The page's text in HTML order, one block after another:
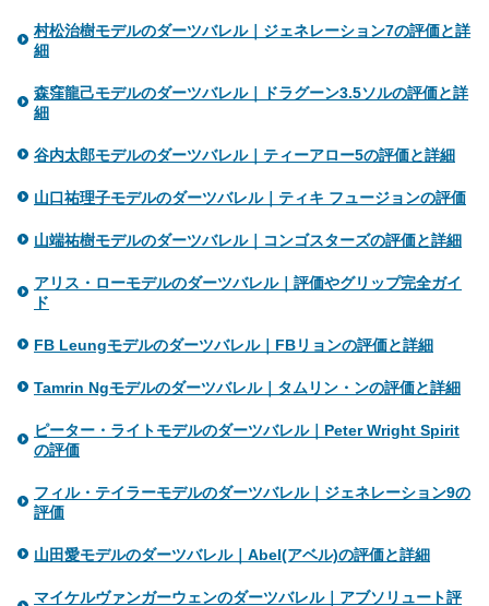
村松治樹モデルのダーツバレル｜ジェネレーション7の評価と詳
細
森窪龍己モデルのダーツバレル｜ドラグーン3.5ソルの評価と詳
細
谷内太郎モデルのダーツバレル｜ティーアロー5の評価と詳細
山口祐理子モデルのダーツバレル｜ティキ フュージョンの評価
山端祐樹モデルのダーツバレル｜コンゴスターズの評価と詳細
アリス・ローモデルのダーツバレル｜評価やグリップ完全ガイ
ド
FB Leungモデルのダーツバレル｜FBリョンの評価と詳細
Tamrin Ngモデルのダーツバレル｜タムリン・ンの評価と詳細
ピーター・ライトモデルのダーツバレル｜Peter Wright Spirit
の評価
フィル・テイラーモデルのダーツバレル｜ジェネレーション9の
評価
山田愛モデルのダーツバレル｜Abel(アベル)の評価と詳細
マイケルヴァンガーウェンのダーツバレル｜アブソリュート評